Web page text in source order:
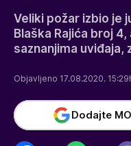
Veliki požar izbio je
Blaška Rajića broj
saznanjima uviđaja,
Objavljeno 17.08.2020.
Dodajte